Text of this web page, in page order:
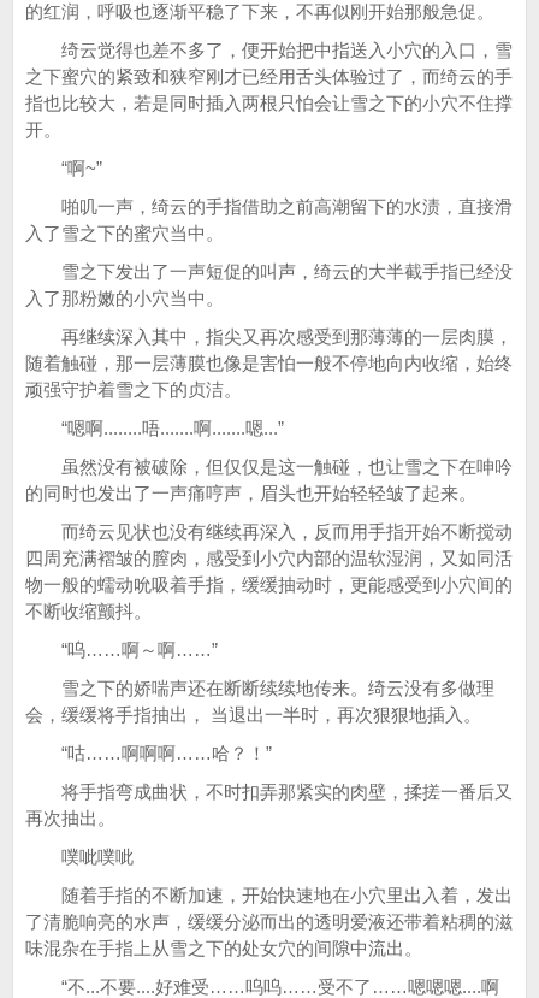
的红润，呼吸也逐渐平稳了下来，不再似刚开始那般急促。
绮云觉得也差不多了，便开始把中指送入小穴的入口，雪
之下蜜穴的紧致和狭窄刚才已经用舌头体验过了，而绮云的手
指也比较大，若是同时插入两根只怕会让雪之下的小穴不住撑
开。
“啊~”
啪叽一声，绮云的手指借助之前高潮留下的水渍，直接滑
入了雪之下的蜜穴当中。
雪之下发出了一声短促的叫声，绮云的大半截手指已经没
入了那粉嫩的小穴当中。
再继续深入其中，指尖又再次感受到那薄薄的一层肉膜，
随着触碰，那一层薄膜也像是害怕一般不停地向内收缩，始终
顽强守护着雪之下的贞洁。
“嗯啊........唔.......啊.......嗯...”
虽然没有被破除，但仅仅是这一触碰，也让雪之下在呻吟
的同时也发出了一声痛哼声，眉头也开始轻轻皱了起来。
而绮云见状也没有继续再深入，反而用手指开始不断搅动
四周充满褶皱的膣肉，感受到小穴内部的温软湿润，又如同活
物一般的蠕动吮吸着手指，缓缓抽动时，更能感受到小穴间的
不断收缩颤抖。
“呜……啊～啊……”
雪之下的娇喘声还在断断续续地传来。绮云没有多做理
会，缓缓将手指抽出， 当退出一半时，再次狠狠地插入。
“咕……啊啊啊……哈？！”
将手指弯成曲状，不时扣弄那紧实的肉壁，揉搓一番后又
再次抽出。
噗呲噗呲
随着手指的不断加速，开始快速地在小穴里出入着，发出
了清脆响亮的水声，缓缓分泌而出的透明爱液还带着粘稠的滋
味混杂在手指上从雪之下的处女穴的间隙中流出。
“不...不要....好难受……呜呜……受不了……嗯嗯嗯....啊